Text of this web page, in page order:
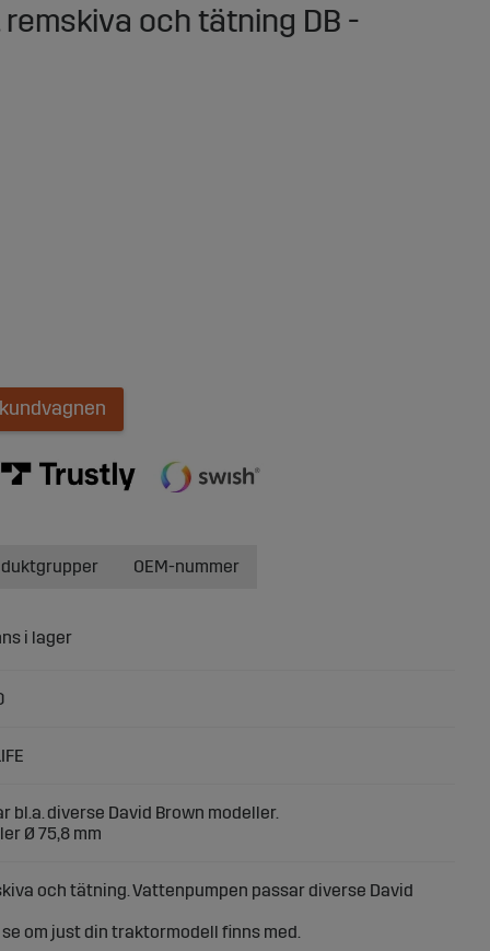
och tätning DB -
bl.a. diverse David Brown modeller.
Ø 75,8 mm
och tätning. Vattenpumpen passar diverse David
om just din traktormodell finns med.
OEM-nummer